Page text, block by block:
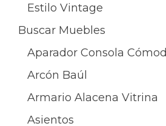
Estilo Vintage
Buscar Muebles
Aparador Consola
Arcón Baúl
Armario Alacena Vitrina
Asientos